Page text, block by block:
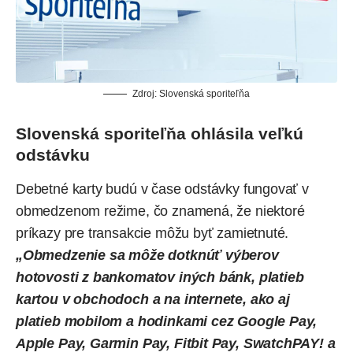
Zdroj: Slovenská sporiteľňa
Slovenská sporiteľňa ohlásila veľkú
odstávku
Debetné karty budú v čase odstávky fungovať v
obmedzenom režime, čo znamená, že niektoré
príkazy pre transakcie môžu byť zamietnuté.
„Obmedzenie sa môže dotknúť výberov
hotovosti z bankomatov iných bánk, platieb
kartou v obchodoch a na internete, ako aj
platieb mobilom a hodinkami cez Google Pay,
Apple Pay, Garmin Pay, Fitbit Pay, SwatchPAY! a